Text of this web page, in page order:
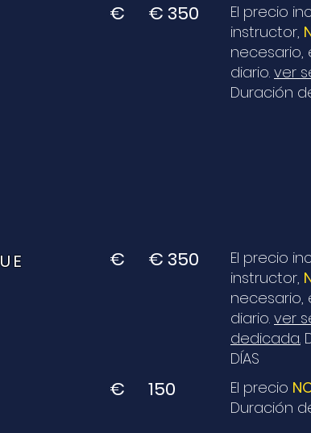
€ 350
El precio
instructor,
necesario,
diario. ver
Duración
€
€ € 350
El precio
instructor,
necesario,
diario. ver
dedicada.
DÍAS
€ 150 El precio
Duración